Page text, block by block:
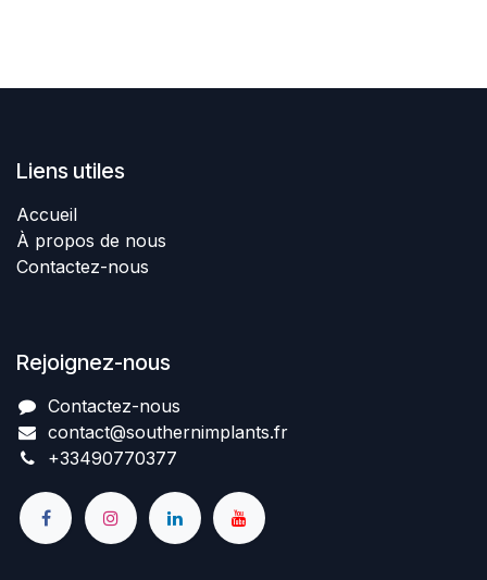
Liens utiles
Accueil
À propos de nous
Contactez-nous
Rejoignez-nous
Contactez-nous​
contact@southernimplant​​​s.fr
+334907​70377